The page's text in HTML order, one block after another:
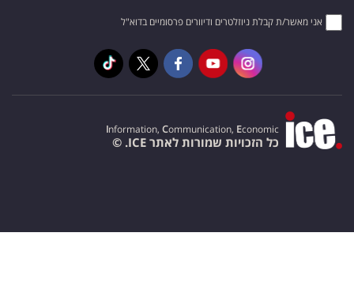
אני מאשר/ת קבלת ניוזלטרים ודיוורים פרסומיים בדוא"ל
Information, Communication, Economic
כל הזכויות שמורות לאתר ICE. ©